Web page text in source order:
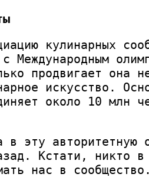
кулинарных
Международным
продвигает она
искусство.
около 10 млн
в эту авторитетную
Кстати, никто в
нас в